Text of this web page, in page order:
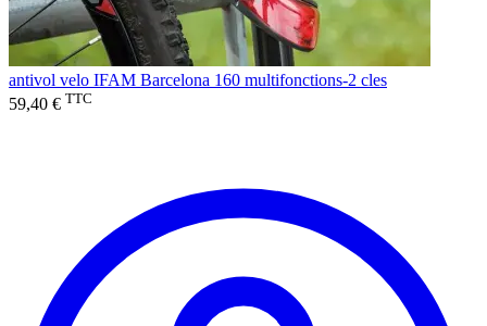
antivol velo IFAM Barcelona 160 multifonctions-2 cles
59,40 € TTC